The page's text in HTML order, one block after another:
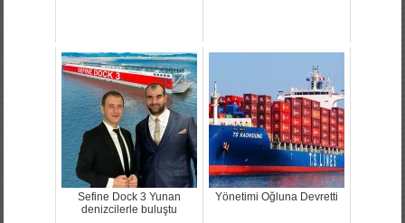
Sefine Dock 3 Yunan
denizcilerle buluştu
Yönetimi Oğluna Devretti